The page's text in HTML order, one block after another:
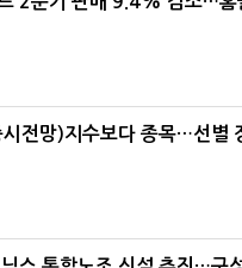
시전망)지수보다 종목…선별